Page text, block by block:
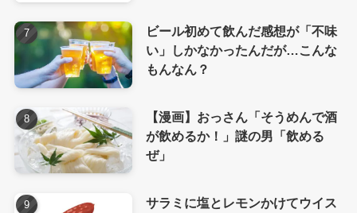
ビール初めて飲んだ感想が「不味
い」しかなかったんだが…こんな
もんなん？
【漫画】おっさん「そうめんで酒
が飲めるか！」謎の男「飲める
ぜ」
サラミに塩とレモンかけてウイス